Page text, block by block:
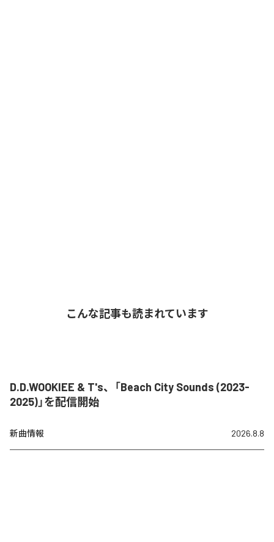
こんな記事も読まれています
D.D.WOOKIEE & T's、「Beach City Sounds (2023-
2025)」を配信開始
新曲情報 2026.8.8